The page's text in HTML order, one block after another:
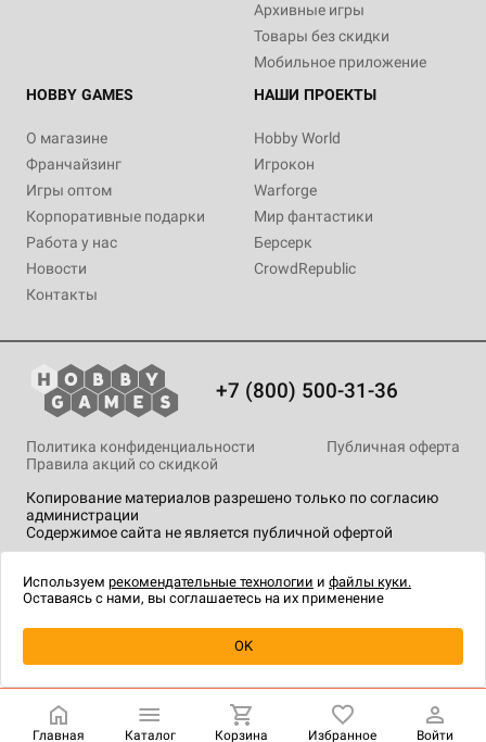
Уведомить о наличии
Архивные игры
Товары без скидки
Мобильное приложение
HOBBY GAMES
О магазине
Франчайзинг
Игры оптом
Корпоративные подарки
Работа у нас
Новости
Контакты
НАШИ ПРОЕКТЫ
Hobby World
Игрокон
Warforge
Мир фантастики
Берсерк
CrowdRepublic
+7 (800) 500-31-36
Копирование материалов разрешено только по согласию
администрации
Содержимое сайта не является публичной офертой
Политика конфиденциальности
Публичная оферта
Правила акций со скидкой
технологии.
Главная Каталог Корзина Избранное Войти
Используем рекомендательные технологии и файлы куки.
Оставаясь с нами, вы соглашаетесь на их применение
OK